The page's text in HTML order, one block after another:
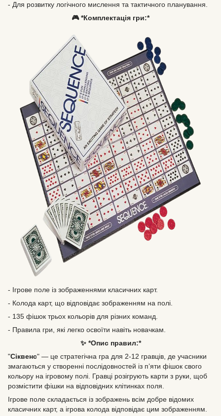
- Для розвитку логічного мислення та тактичного планування.
🎮 *Комплектація гри:*
- Ігрове поле із зображеннями класичних карт.
- Колода карт, що відповідає зображенням на полі.
- 135 фішок трьох кольорів для різних команд.
- Правила гри, які легко освоїти навіть новачкам.
✨ *Опис правил:*
"Сіквенс" — це стратегічна гра для 2-12 гравців, де учасники
змагаються у створенні послідовностей із п’яти фішок свого
кольору на ігровому полі. Гравці розігрують карти з руки, щоб
розмістити фішки на відповідних клітинках поля.
Ігрове поле складається із зображень всім добре відомих
класичних карт, а ігрова колода відповідає цим зображенням.